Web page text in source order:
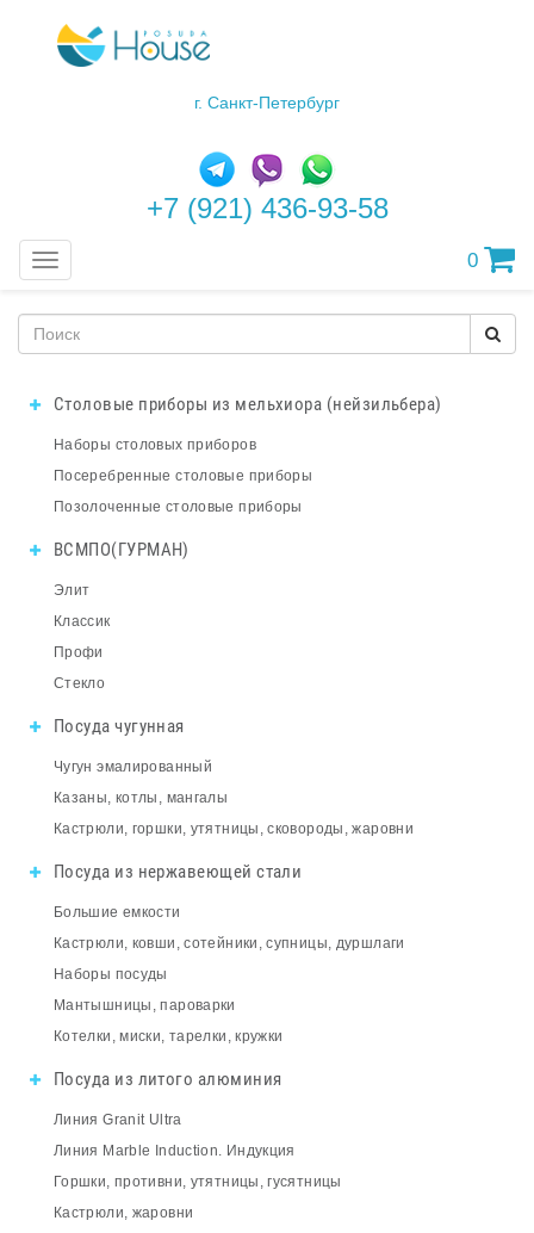
г. Санкт-Петербург
+7 (921) 436-93-58
Меню 0
Столовые приборы из мельхиора (нейзильбера)
Наборы столовых приборов
Посеребренные столовые приборы
Позолоченные столовые приборы
ВСМПО(ГУРМАН)
Элит
Классик
Профи
Стекло
Посуда чугунная
Чугун эмалированный
Казаны, котлы, мангалы
Кастрюли, горшки, утятницы, сковороды, жаровни
Посуда из нержавеющей стали
Большие емкости
Кастрюли, ковши, сотейники, супницы, дуршлаги
Наборы посуды
Мантышницы, пароварки
Котелки, миски, тарелки, кружки
Посуда из литого алюминия
Линия Granit Ultra
Линия Marble Induction. Индукция
Горшки, противни, утятницы, гусятницы
Кастрюли, жаровни